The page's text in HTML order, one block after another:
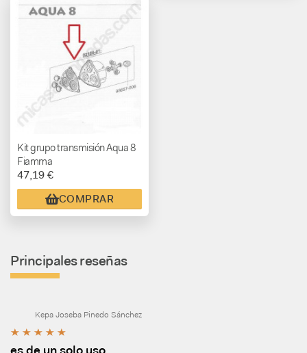
Kit grupo transmisión Aqua 8
Fiamma
47,19 €
COMPRAR
Principales reseñas
Kepa Joseba Pinedo Sánchez